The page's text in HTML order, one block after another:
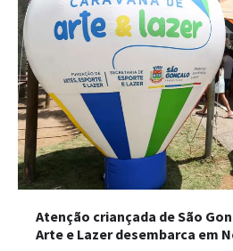
Atenção criançada de São
Arte e Lazer desembarca em